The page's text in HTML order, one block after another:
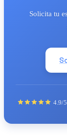
Solicita tu
4.9/